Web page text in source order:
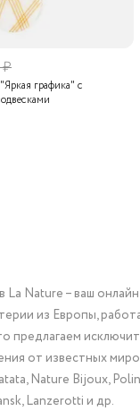
₽
графика" с
Nature – ваш
из Европы,
предлагаем
от известных
Nature Bijoux,
Lanzerotti и др.